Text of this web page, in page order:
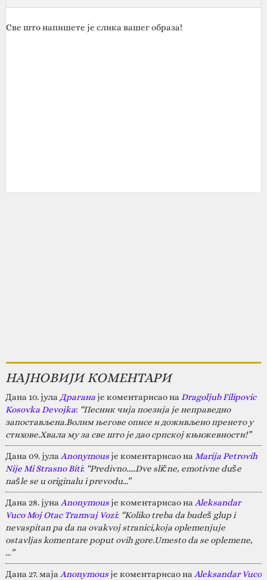
Све што напишете је слика вашег образа!
НАЈНОВИЈИ КОМЕНТАРИ
Дана 10. јула Драганаје коментарисао на Dragoljub Filipovic
Kosovka Devojka: “Песник чија поезија је неправедно
запостављена.Волим његове описе и доживљено пренето у
стихове.Хвала му за све што је дао српској књижевности!”
Дана 09. јула Anonymousје коментарисао на Marija Petrovih
Nije Mi Strasno Biti: “Predivno.....Dve slične, emotivne duše
našle se u originalu i prevodu...”
Дана 28. јуна Anonymousје коментарисао на Aleksandar
Vuco Moj Otac Tramvaj Vozi: “Koliko treba da budeš glup i
nevaspitan pa da na ovakvoj stranici,koja oplemenjuje
ostavljas komentare poput ovih gore.Umesto da se oplemene,
…”
Дана 27. маја Anonymousје коментарисао на Aleksandar Vuco